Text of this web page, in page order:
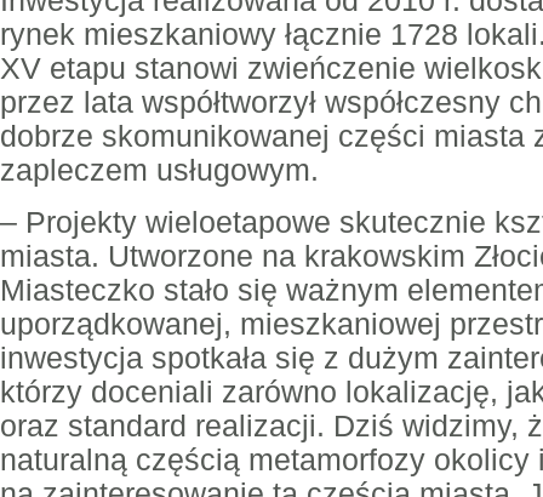
rynek mieszkaniowy łącznie 1728
XV etapu stanowi zwieńczenie
przez lata współtworzył współczesny
dobrze skomunikowanej części miasta
zapleczem usługowym.
– Projekty wieloetapowe skutecznie
miasta. Utworzone na krakowskim
Miasteczko stało się ważnym
uporządkowanej, mieszkaniowej
inwestycja spotkała się z dużym
którzy doceniali zarówno lokalizację,
oraz standard realizacji. Dziś widzimy,
naturalną częścią metamorfozy okolicy